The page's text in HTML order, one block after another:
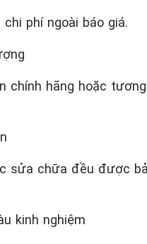
phí ngoài báo giá.
chính hãng hoặc
sửa chữa đều được
kinh nghiệm